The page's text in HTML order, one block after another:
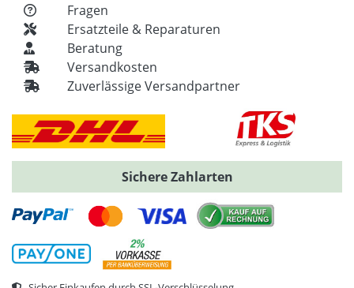
Fragen
Ersatzteile & Reparaturen
Beratung
Versandkosten
Zuverlässige Versandpartner
Sichere Zahlarten